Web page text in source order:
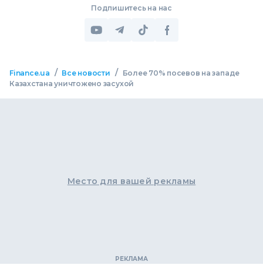
Подпишитесь на нас
Finance.ua / Все новости /
Более 70% посевов на западе
Казахстана уничтожено засухой
Место для вашей рекламы